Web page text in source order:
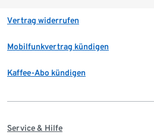
Vertrag widerrufen
Mobilfunkvertrag kündigen
Kaffee-Abo kündigen
Service & Hilfe